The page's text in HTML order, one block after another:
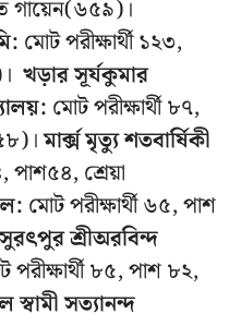
গায়েন(৬৫৯)।
মোট পরীক্ষার্থী ১২৩,
খড়ার সূর্যকুমার
মোট পরীক্ষার্থী ৮৭,
মার্ক্স মৃত্যু শতবার্ষিকী
পাশ৫৪, শ্রেয়া
মোট পরীক্ষার্থী ৬৫, পাশ
সুরৎপুর শ্রীঅরবিন্দ
পরীক্ষার্থী ৮৫, পাশ ৮২,
স্বামী সত্যানন্দ